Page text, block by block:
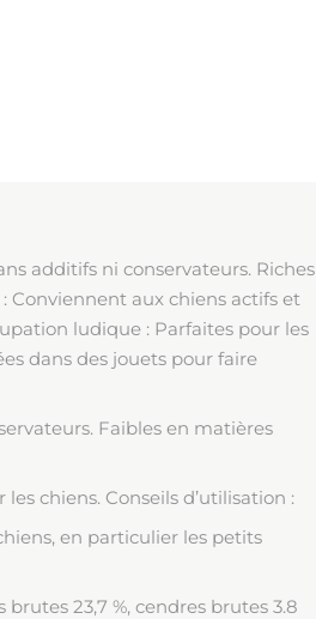
additifs ni conservateurs. Riches
Conviennent aux chiens actifs et
ludique : Parfaites pour les
dans des jouets pour faire
Faibles en matières
chiens. Conseils d’utilisation :
en particulier les petits
23,7 %, cendres brutes 3.8